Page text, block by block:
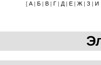
[ А | Б | В | Г | Д | Е | Ж | З | И